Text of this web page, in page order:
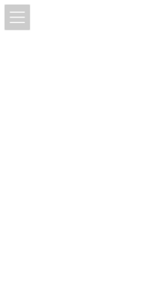
コ
ン
テ
ナ
ビ
ゲ